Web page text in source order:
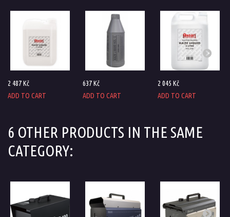
2 487 Kč
ADD TO CART
637 Kč
ADD TO CART
2 045 Kč
ADD TO CART
6 OTHER PRODUCTS IN THE SAME
CATEGORY: